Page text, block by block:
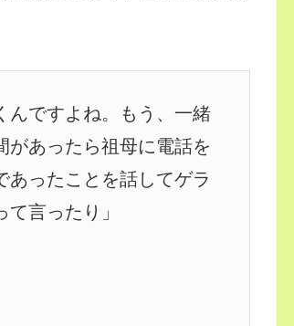
んですよね。もう、一緒
があったら祖母に電話を
あったことを話してゲラ
言ったり」